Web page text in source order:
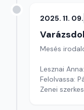
2025. 11. 09.
Mesés
Lesznai
Felolvassa:
Zenei